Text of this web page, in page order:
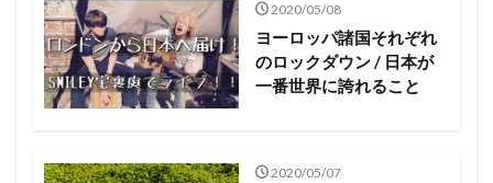
2020/05/08
ヨーロッパ諸国それぞれ
のロックダウン / 日本が
一番世界に誇れること
2020/05/07